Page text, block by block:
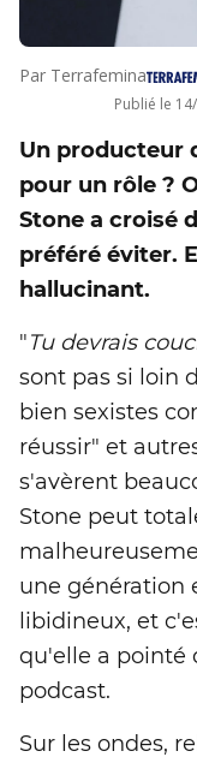
Par Terrafemina
Publié le
Un producteur
pour un rôle ?
Stone a croisé
préféré éviter.
hallucinant.
"Tu devrais
sont pas si loin
bien sexistes
réussir" et
s'avèrent
Stone peut
une génération
libidineux, et
qu'elle a pointé
podcast.
Sur les ondes,